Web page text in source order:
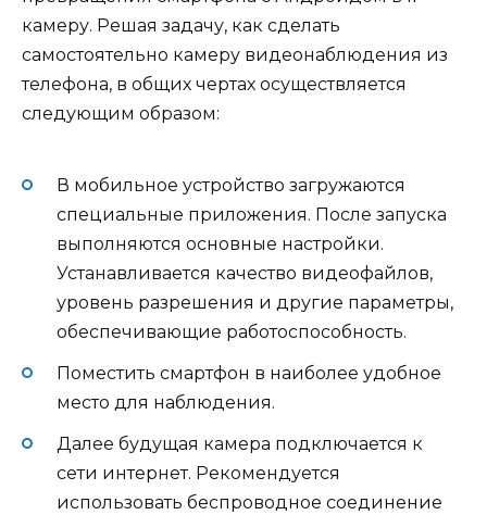
камеру. Решая задачу, как сделать
самостоятельно камеру видеонаблюдения из
телефона, в общих чертах осуществляется
следующим образом:
В мобильное устройство загружаются
специальные приложения. После запуска
выполняются основные настройки.
Устанавливается качество видеофайлов,
уровень разрешения и другие параметры,
обеспечивающие работоспособность.
Поместить смартфон в наиболее удобное
место для наблюдения.
Далее будущая камера подключается к
сети интернет. Рекомендуется
использовать беспроводное соединение